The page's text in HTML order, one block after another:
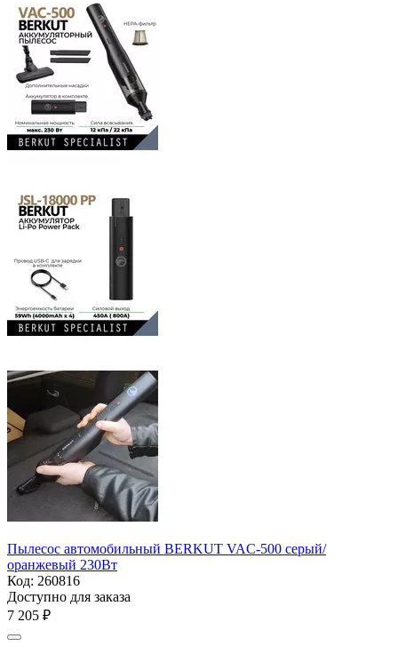
Пылесос автомобильный BERKUT VAC-500 серый/
оранжевый 230Вт
Код: 260816
Доступно для заказа
7 205 ₽